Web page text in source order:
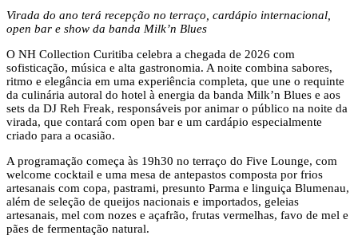
Virada do ano terá recepção no terraço, cardápio internacional,
open bar e show da banda Milk’n Blues
O NH Collection Curitiba celebra a chegada de 2026 com
sofisticação, música e alta gastronomia. A noite combina sabores,
ritmo e elegância em uma experiência completa, que une o requinte
da culinária autoral do hotel à energia da banda Milk’n Blues e aos
sets da DJ Reh Freak, responsáveis por animar o público na noite da
virada, que contará com open bar e um cardápio especialmente
criado para a ocasião.
A programação começa às 19h30 no terraço do Five Lounge, com
welcome cocktail e uma mesa de antepastos composta por frios
artesanais com copa, pastrami, presunto Parma e linguiça Blumenau,
além de seleção de queijos nacionais e importados, geleias
artesanais, mel com nozes e açafrão, frutas vermelhas, favo de mel e
pães de fermentação natural.